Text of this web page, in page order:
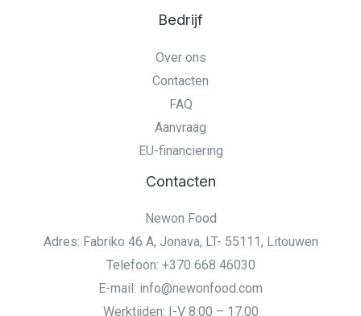
Bedrijf
Over ons
Contacten
FAQ
Aanvraag
EU-financiering
Contacten
Newon Food
Adres: Fabriko 46 A, Jonava, LT- 55111, Litouwen
Telefoon: +370 668 46030
E-mail: info@newonfood.com
Werktijden: I-V 8:00 – 17.00